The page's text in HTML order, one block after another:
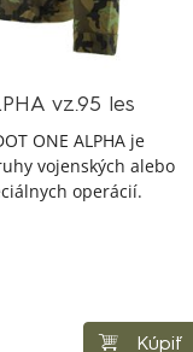
vz.95 les
ONE ALPHA je
vojenských alebo
operácií.
Kúpiť